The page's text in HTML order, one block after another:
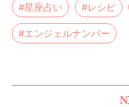
#星座占い #レシピ
#エンジェルナンバー
N